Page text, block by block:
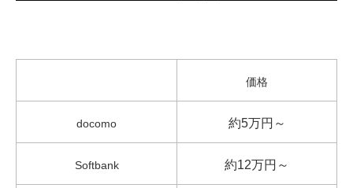
価格
docomo 約5万円～
Softbank 約12万円～